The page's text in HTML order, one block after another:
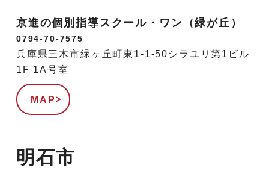
京進の個別指導スクール・ワン（緑が丘）
0794-70-7575
兵庫県三木市緑ヶ丘町東1-1-50シラユリ第1ビル
1F 1A号室
MAP
明石市